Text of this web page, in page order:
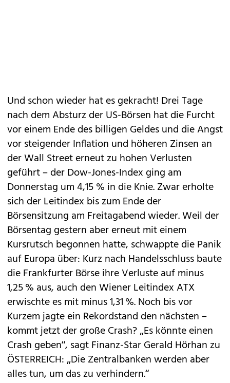
Und schon wieder hat es gekracht! Drei Tage
nach dem Absturz der US-Börsen hat die Furcht
vor einem Ende des billigen ­Geldes und die Angst
vor steigender Inflation und höheren Zinsen an
der Wall Street erneut zu hohen Verlusten
geführt – der Dow-Jones-Index ging am
Donnerstag um 4,15 % in die Knie. Zwar erholte
sich der Leitindex bis zum Ende der
Börsensitzung am Freitagabend wieder. Weil der
Börsentag gestern aber erneut mit einem
Kursrutsch begonnen hatte, schwappte die Panik
auf Europa über: Kurz nach Handelsschluss baute
die Frankfurter Börse ihre Verluste auf minus
1,25 % aus, auch den Wiener Leitindex ATX
erwischte es mit minus 1,31 %. Noch bis vor
Kurzem jagte ein Rekordstand den nächsten –
kommt jetzt der große Crash? „Es könnte einen
Crash geben“, sagt Finanz-Star Gerald Hörhan zu
ÖSTERREICH: „Die Zentralbanken werden aber
alles tun, um das zu verhindern.“